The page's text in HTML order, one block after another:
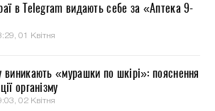
в Telegram видають себе за «Аптека 9-
01 Квітня
виникають «мурашки по шкірі»: пояснення
організму
02 Квітня